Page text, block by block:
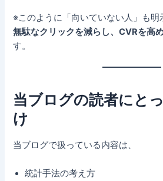
※このように「向いていない人」も明
無駄なクリックを減らし、CVRを高
す。
当ブログの読者にと
け
当ブログで扱っている内容は、
統計手法の考え方